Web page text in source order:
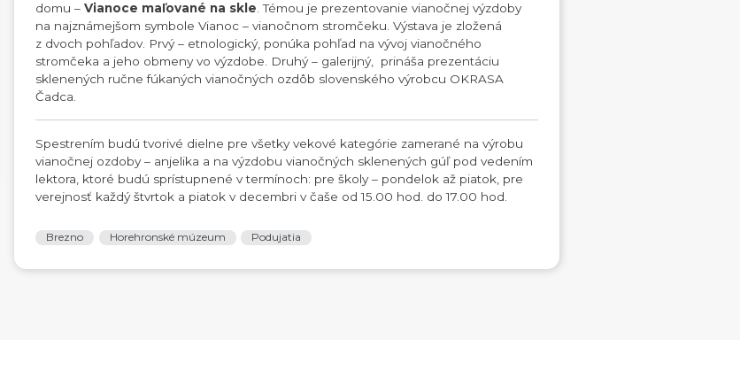
domu – Vianoce maľované na skle . Témou je prezentovanie vianočnej výzdoby
na najznámejšom symbole Vianoc – vianočnom stromčeku. Výstava je zložená
z dvoch pohľadov. Prvý – etnologický, ponúka pohľad na vývoj vianočného
stromčeka a jeho obmeny vo výzdobe. Druhý – galerijný, prináša prezentáciu
sklenených ručne fúkaných vianočných ozdôb slovenského výrobcu OKRASA
Čadca.
Spestrením budú tvorivé dielne pre všetky vekové kategórie zamerané na výrobu
vianočnej ozdoby – anjelika a na výzdobu vianočných sklenených gúľ pod vedením
lektora, ktoré budú sprístupnené v termínoch: pre školy – pondelok až piatok, pre
verejnosť každý štvrtok a piatok v decembri v čaše od 15.00 hod. do 17.00 hod.
Brezno Horehronské múzeum Podujatia